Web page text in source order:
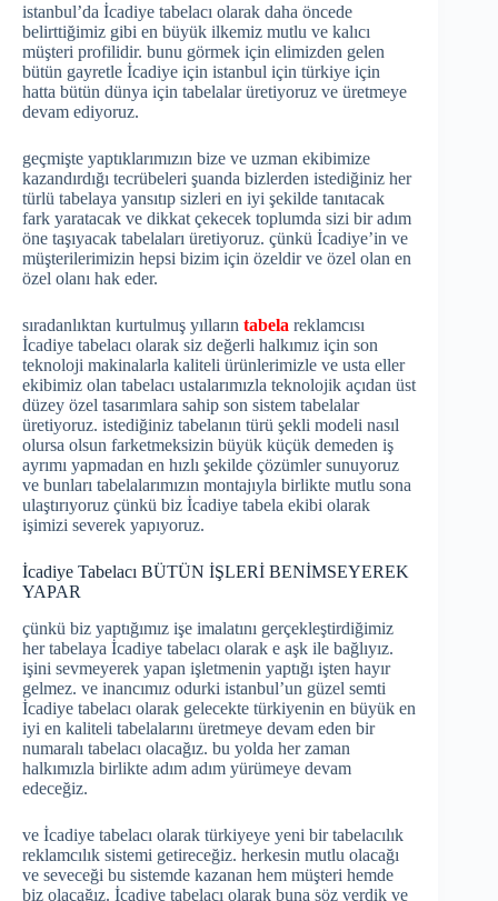
istanbul’da İcadiye tabelacı olarak daha öncede
belirttiğimiz gibi en büyük ilkemiz mutlu ve kalıcı
müşteri profilidir. bunu görmek için elimizden gelen
bütün gayretle İcadiye için istanbul için türkiye için
hatta bütün dünya için tabelalar üretiyoruz ve üretmeye
devam ediyoruz.
geçmişte yaptıklarımızın bize ve uzman ekibimize
kazandırdığı tecrübeleri şuanda bizlerden istediğiniz her
türlü tabelaya yansıtıp sizleri en iyi şekilde tanıtacak
fark yaratacak ve dikkat çekecek toplumda sizi bir adım
öne taşıyacak tabelaları üretiyoruz. çünkü İcadiye’in ve
müşterilerimizin hepsi bizim için özeldir ve özel olan en
özel olanı hak eder.
sıradanlıktan kurtulmuş yılların tabela reklamcısı
İcadiye tabelacı olarak siz değerli halkımız için son
teknoloji makinalarla kaliteli ürünlerimizle ve usta eller
ekibimiz olan tabelacı ustalarımızla teknolojik açıdan üst
düzey özel tasarımlara sahip son sistem tabelalar
üretiyoruz. istediğiniz tabelanın türü şekli modeli nasıl
olursa olsun farketmeksizin büyük küçük demeden iş
ayrımı yapmadan en hızlı şekilde çözümler sunuyoruz
ve bunları tabelalarımızın montajıyla birlikte mutlu sona
ulaştırıyoruz çünkü biz İcadiye tabela ekibi olarak
işimizi severek yapıyoruz.
İcadiye Tabelacı BÜTÜN İŞLERİ BENİMSEYEREK
YAPAR
çünkü biz yaptığımız işe imalatını gerçekleştirdiğimiz
her tabelaya İcadiye tabelacı olarak e aşk ile bağlıyız.
işini sevmeyerek yapan işletmenin yaptığı işten hayır
gelmez. ve inancımız odurki istanbul’un güzel semti
İcadiye tabelacı olarak gelecekte türkiyenin en büyük en
iyi en kaliteli tabelalarını üretmeye devam eden bir
numaralı tabelacı olacağız. bu yolda her zaman
halkımızla birlikte adım adım yürümeye devam
edeceğiz.
ve İcadiye tabelacı olarak türkiyeye yeni bir tabelacılık
reklamcılık sistemi getireceğiz. herkesin mutlu olacağı
ve seveceği bu sistemde kazanan hem müşteri hemde
biz olacağız. İcadiye tabelacı olarak buna söz verdik ve